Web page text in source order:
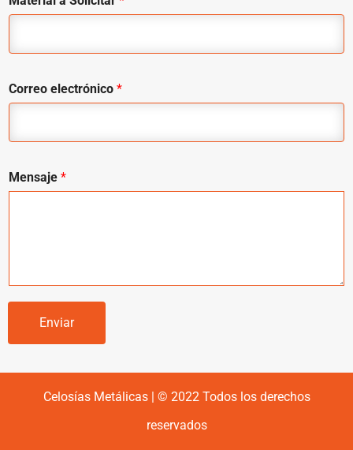
Correo electrónico *
Mensaje *
Enviar
Celosías Metálicas | © 2022 Todos los derechos
reservados